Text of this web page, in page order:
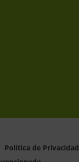
Política de Privacidad